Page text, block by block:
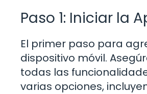
Paso 1: Iniciar la
El primer paso para
dispositivo móvil.
todas las
varias opciones,